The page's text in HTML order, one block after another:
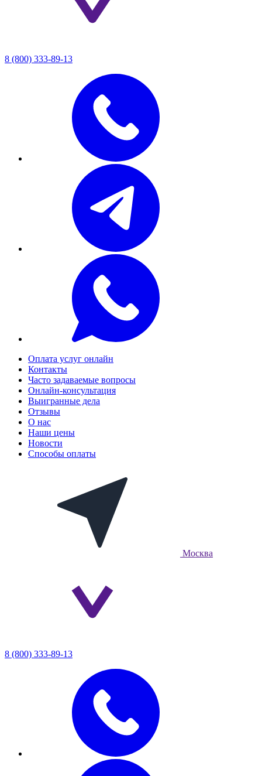
8 (800) 333-89-13
Оплата услуг онлайн
Контакты
Часто задаваемые вопросы
Онлайн-консультация
Выигранные дела
Отзывы
О нас
Наши цены
Новости
Способы оплаты
Москва
8 (800) 333-89-13